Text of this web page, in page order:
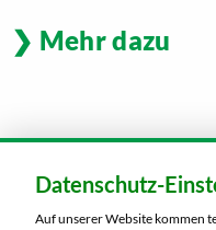
Mehr dazu
Kühlschrank
Kühlschränke - für
Datenschutz-
Auf unserer Website kommen